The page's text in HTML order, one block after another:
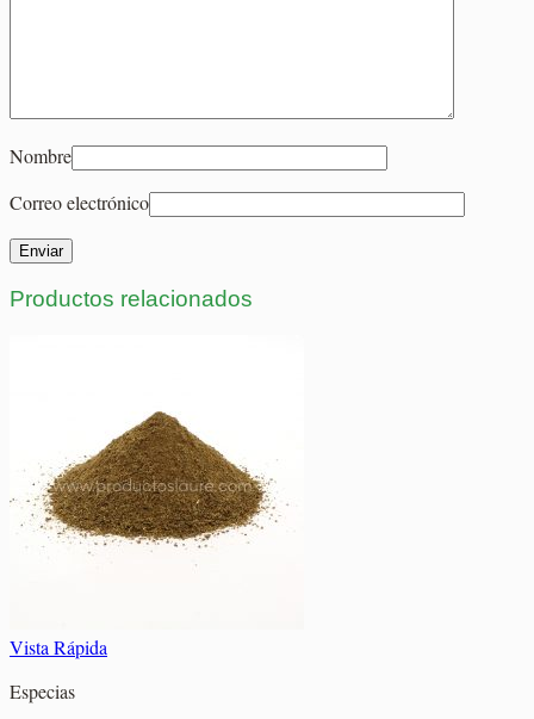
Nombre
Correo electrónico
Productos relacionados
Vista Rápida
Especias